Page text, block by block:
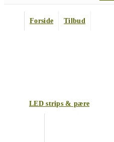
Forside
Tilbud
LED strips & pære